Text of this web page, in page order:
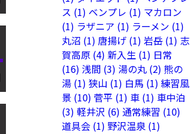
ス (1) ベンプレ (1) マカロン
(1) ラザニア (1) ラーメン (1)
丸沼 (1) 唐揚げ(1) 岩岳(1) 志
賀高原(4) 新入生(1) 日常
(16) 浅間 (3) 湯の丸(2) 熊の
湯(1) 狭山 (1) 白馬 (1) 練習風
景(10) 菅平 (1) 車(1) 車中泊
(3) 軽井沢 (6) 通常練習 (10)
道具会(1) 野沢温泉(1)